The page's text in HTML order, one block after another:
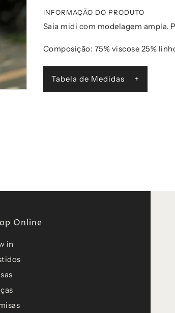
INFORMAÇÃO DO PRODUTO
Saia midi com modelagem ampla.
Composição: 75% viscose 25%
Tabela de Medidas
Online
in